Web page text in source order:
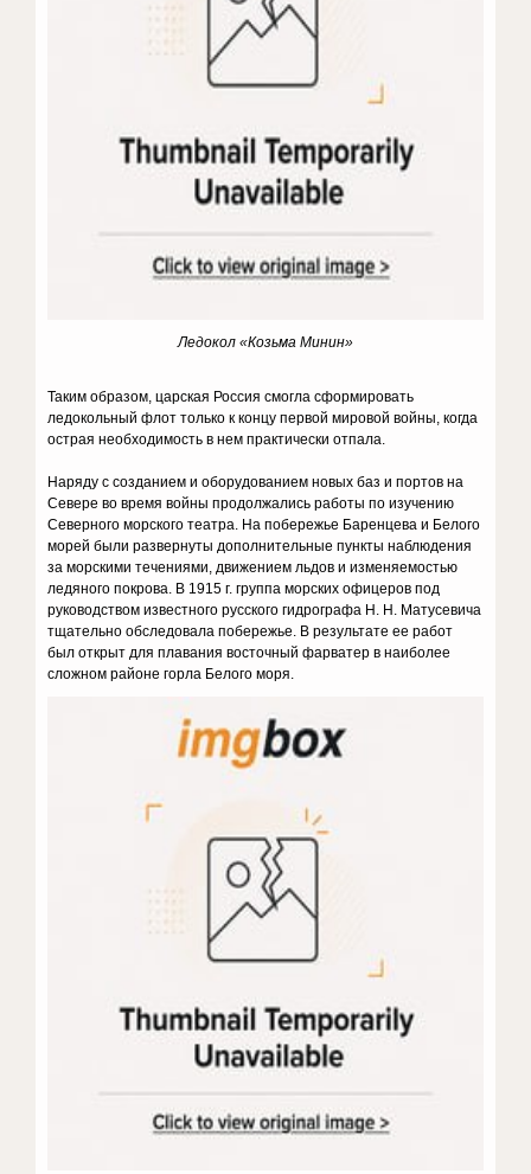
Ледокол «Козьма Минин»
Таким образом, царская Россия смогла сформировать
ледокольный флот только к концу первой мировой войны, когда
острая необходимость в нем практически отпала.
Наряду с созданием и оборудованием новых баз и портов на
Севере во время войны продолжались работы по изучению
Северного морского театра. На побережье Баренцева и Белого
морей были развернуты дополнительные пункты наблюдения
за морскими течениями, движением льдов и изменяемостью
ледяного покрова. В 1915 г. группа морских офицеров под
руководством известного русского гидрографа Н. Н. Матусевича
тщательно обследовала побережье. В результате ее работ
был открыт для плавания восточный фарватер в наиболее
сложном районе горла Белого моря.